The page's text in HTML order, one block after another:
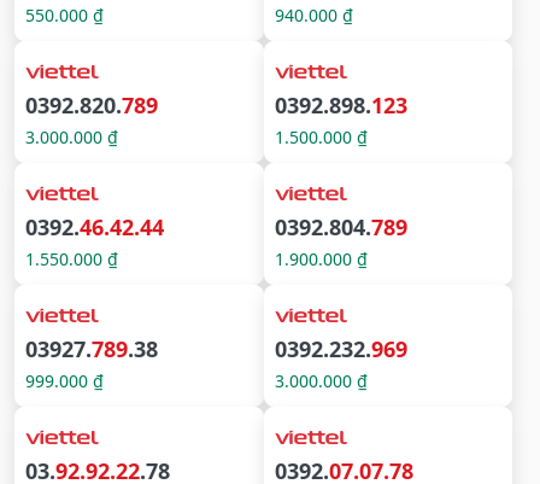
550.000 ₫ 940.000 ₫
0392.820.789
3.000.000 ₫
0392.898.123
1.500.000 ₫
0392.46.42.44
1.550.000 ₫
0392.804.789
1.900.000 ₫
03927.789.38
999.000 ₫
0392.232.969
3.000.000 ₫
03.92.92.22.78 0392.07.07.78